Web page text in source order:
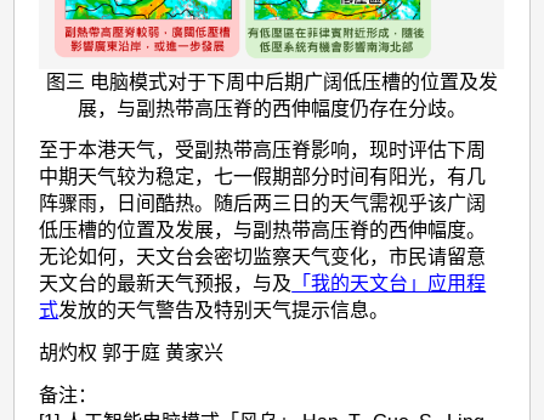
图三 电脑模式对于下周中后期广阔低压槽的位置及发
展，与副热带高压脊的西伸幅度仍存在分歧。
至于本港天气，受副热带高压脊影响，现时评估下周
中期天气较为稳定，七一假期部分时间有阳光，有几
阵骤雨，日间酷热。随后两三日的天气需视乎该广阔
低压槽的位置及发展，与副热带高压脊的西伸幅度。
无论如何，天文台会密切监察天气变化，市民请留意
天文台的最新天气预报，与及 「我的天文台」应用程
式发放的天气警告及特别天气提示信息。
胡灼权 郭于庭 黄家兴
备注：